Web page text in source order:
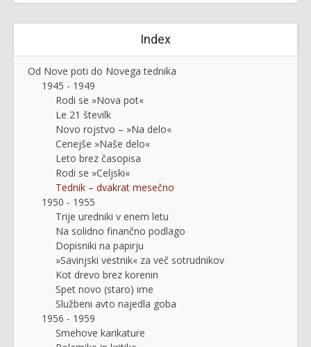
Index
Od Nove poti do Novega tednika
1945 - 1949
Rodi se »Nova pot«
Le 21 številk
Novo rojstvo – »Na delo«
Cenejše »Naše delo«
Leto brez časopisa
Rodi se »Celjski«
Tednik – dvakrat mesečno
1950 - 1955
Trije uredniki v enem letu
Na solidno finančno podlago
Dopisniki na papirju
»Savinjski vestnik« za več sotrudnikov
Kot drevo brez korenin
Spet novo (staro) ime
Službeni avto najedla goba
1956 - 1959
Smehove karikature